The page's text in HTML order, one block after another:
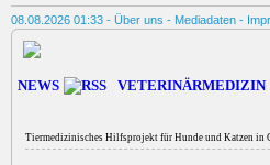
08.08.2026 01:33 - Über uns - Mediadaten -
NEWS VETERINÄRMEDIZIN
Tiermedizinisches Hilfsprojekt für Hunde und Katzen in